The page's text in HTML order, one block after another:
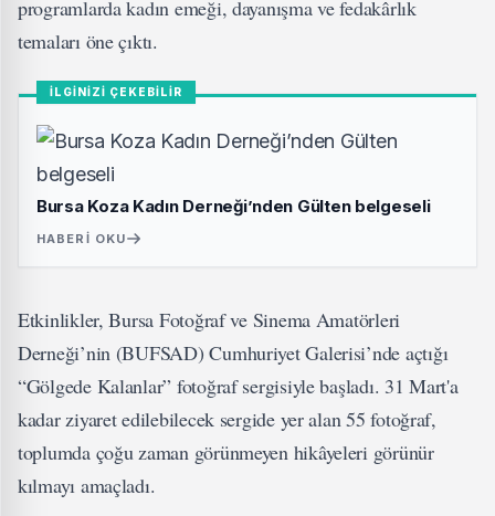
programlarda kadın emeği, dayanışma ve fedakârlık
temaları öne çıktı.
İLGİNİZİ ÇEKEBİLİR
Bursa Koza Kadın Derneği’nden Gülten belgeseli
HABERI OKU
Etkinlikler, Bursa Fotoğraf ve Sinema Amatörleri
Derneği’nin (BUFSAD) Cumhuriyet Galerisi’nde açtığı
“Gölgede Kalanlar” fotoğraf sergisiyle başladı. 31 Mart'a
kadar ziyaret edilebilecek sergide yer alan 55 fotoğraf,
toplumda çoğu zaman görünmeyen hikâyeleri görünür
kılmayı amaçladı.